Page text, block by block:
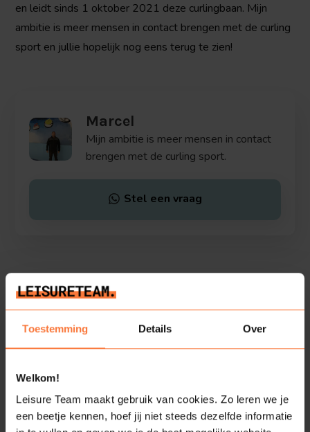
Toestemming Details Over
Welkom!
Leisure Team maakt gebruik van cookies. Zo leren we je
een beetje kennen, hoef jij niet steeds dezelfde informatie
en leidt sinds 1 oktober 2021 deze curlingbaan. Mijn
ambitie is meer mensen in contact brengen met de curling
sport en jullie hopelijk nog eens terug te zien!
Marcel
Mijn ambitie is meer mensen in contact
brengen met de curling sport.
Stel een vraag